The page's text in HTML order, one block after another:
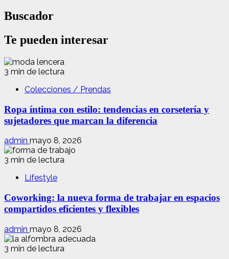
Buscador
Te pueden interesar
3 min de lectura
Colecciones / Prendas
Ropa íntima con estilo: tendencias en corsetería y
sujetadores que marcan la diferencia
admin mayo 8, 2026
3 min de lectura
Lifestyle
Coworking: la nueva forma de trabajar en espacios
compartidos eficientes y flexibles
admin mayo 8, 2026
3 min de lectura